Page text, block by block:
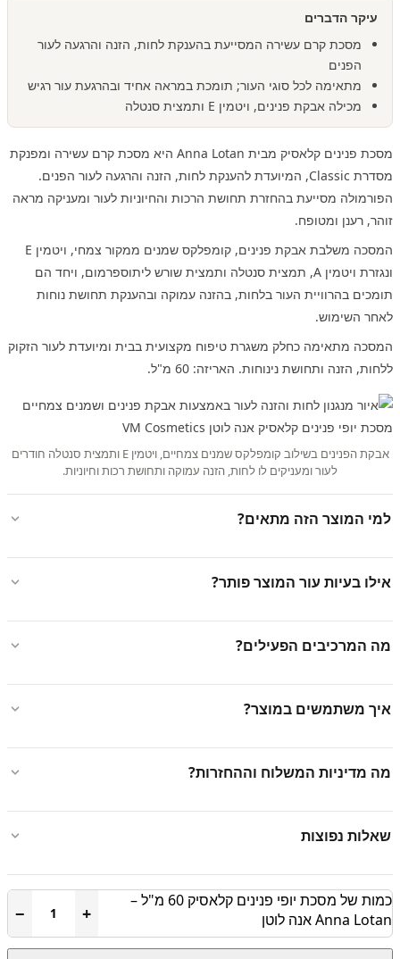
עיקר הדברים
מסכת קרם עשירה המסייעת בהענקת לחות, הזנה והרגעה לעור
הפנים
מתאימה לכל סוגי העור; תומכת במראה אחיד ובהרגעת עור רגיש
מכילה אבקת פנינים, ויטמין E ותמצית סנטלה
מסכת פנינים קלאסיק מבית Anna Lotan היא מסכת קרם עשירה ומפנקת
מסדרת Classic, המיועדת להענקת לחות, הזנה והרגעה לעור הפנים.
הפורמולה מסייעת בהחזרת תחושת הרכות והחיוניות לעור ומעניקה מראה
זוהר, רענן ומטופח.
המסכה משלבת אבקת פנינים, קומפלקס שמנים ממקור צמחי, ויטמין E
ונגזרת ויטמין A, תמצית סנטלה ותמצית שורש ליתוספרמום, ויחד הם
תומכים בהרוויית העור בלחות, בהזנה עמוקה ובהענקת תחושת נוחות
לאחר השימוש.
המסכה מתאימה כחלק משגרת טיפוח מקצועית בבית ומיועדת לעור הזקוק
ללחות, הזנה ותחושת נינוחות. האריזה: 60 מ"ל.
אבקת הפנינים בשילוב קומפלקס שמנים צמחיים, ויטמין E ותמצית סנטלה חודרים
לעור ומעניקים לו לחות, הזנה עמוקה ותחושת רכות וחיוניות.
למי המוצר הזה מתאים?
אילו בעיות עור המוצר פותר?
מה המרכיבים הפעילים?
איך משתמשים במוצר?
מה מדיניות המשלוח וההחזרות?
שאלות נפוצות
כמות של מסכת יופי פנינים קלאסיק 60 מ"ל –
Anna Lotan אנה לוטן
+
−